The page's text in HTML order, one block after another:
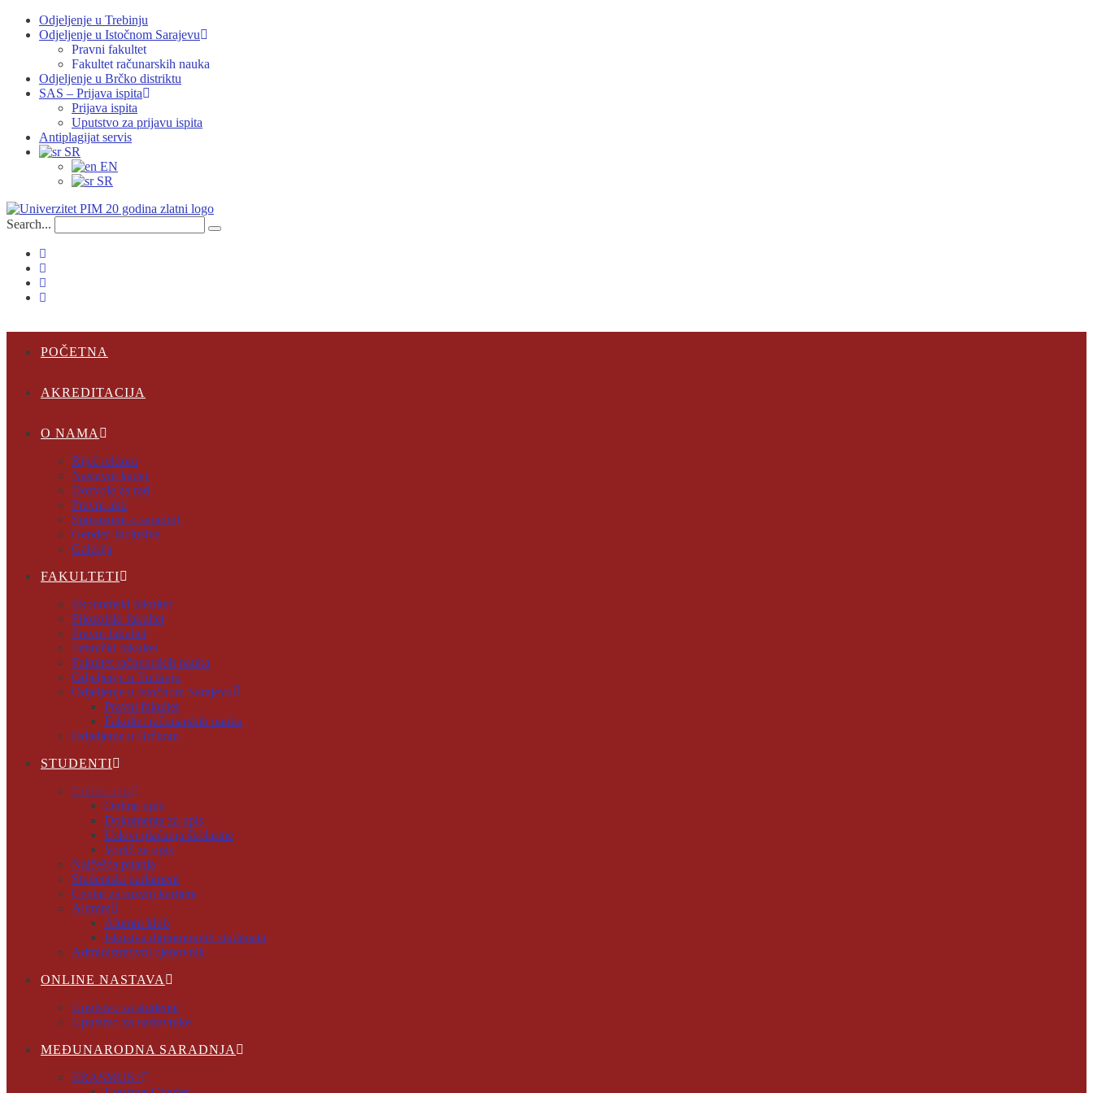
Odjeljenje u Trebinju
Odjeljenje u Istočnom Sarajevu
Pravni fakultet
Fakultet računarskih nauka
Odjeljenje u Brčko distriktu
SAS – Prijava ispita
Prijava ispita
Uputstvo za prijavu ispita
Antiplagijat servis
SR
EN
SR
Search...
POČETNA
AKREDITACIJA
O NAMA
Riječ rektora
Nastavni kadar
Dozvole za rad
Pravni akti
Sporazumi o saradnji
Gender-Inclusive
Galerija
FAKULTETI
Ekonomski fakultet
Filozofski fakultet
Pravni fakultet
Tehnički fakultet
Fakultet računarskih nauka
Odjeljenje u Trebinju
Odjeljenje u Istočnom Sarajevu
Pravni fakultet
Fakultet računarskih nauka
Odjeljenje u Brčkom
STUDENTI
Online upis
Online upis
Dokumenta za upis
Uslovi plaćanja školarine
Vodič za upis
Najčešća pitanja
Studentski parlament
Centar za razvoj karijere
Alumni
Alumni klub
Iskustva diplomiranih studenata
Administrativni cjenovnik
ONLINE NASTAVA
Uputstvo za studente
Uputstvo za nastavnike
MEĐUNARODNA SARADNJA
ERASMUS+